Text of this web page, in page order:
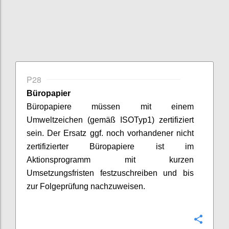
P28
Büropapier
Büropapiere müssen mit einem
Umweltzeichen (gemäß ISOTyp1) zertifiziert
sein. Der Ersatz ggf. noch vorhandener nicht
zertifizierter Büropapiere ist im
Aktionsprogramm mit kurzen
Umsetzungsfristen festzuschreiben und bis
zur Folgeprüfung nachzuweisen.